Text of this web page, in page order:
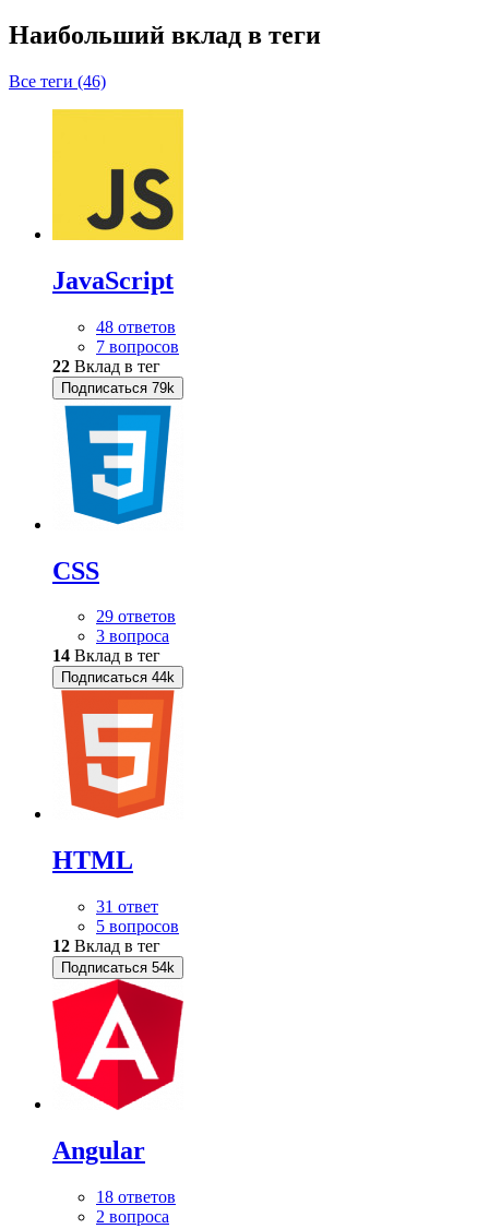
Наибольший вклад в теги
Все теги (46)
JavaScript
48 ответов
7 вопросов
22 Вклад в тег
Подписаться 79k
CSS
29 ответов
3 вопроса
14 Вклад в тег
Подписаться 44k
HTML
31 ответ
5 вопросов
12 Вклад в тег
Подписаться 54k
Angular
18 ответов
2 вопроса